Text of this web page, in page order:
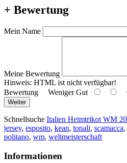
+ Bewertung
Mein Name
Meine Bewertung
Hinweis: HTML ist nicht verfügbar!
Bewertung Weniger Gut
Weiter
Schnellsuche Italien Heimtrikot WM
jersey, esposito, kean, tonali, scamacca,
politano, wm, weltmeisterschaft
Informationen